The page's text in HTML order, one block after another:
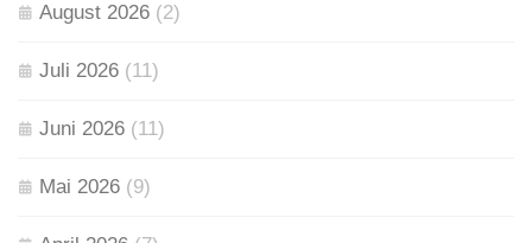
August 2026 (2)
Juli 2026 (11)
Juni 2026 (11)
Mai 2026 (9)